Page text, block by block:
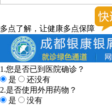
多点了解，让健康多点保障
1.您是否已到医院确诊？
是
还没有
2.是否使用外用药物？
是
没有